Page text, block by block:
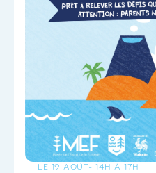
LE 19 AOÛT- 14H À 17H